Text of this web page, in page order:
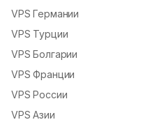
VPS Германии
VPS Турции
VPS Болгарии
VPS Франции
VPS России
VPS Азии